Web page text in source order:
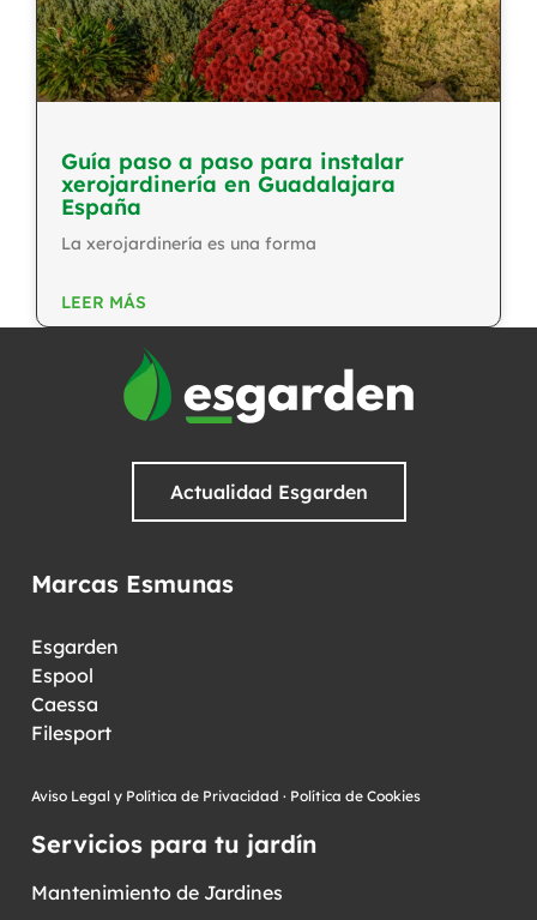
Guía paso a paso para instalar
xerojardinería en Guadalajara
España
La xerojardinería es una forma
LEER MÁS
Actualidad Esgarden
Marcas Esmunas
Esgarden
Espool
Caessa
Filesport
Aviso Legal y Política de Privacidad · Política de Cookies
Servicios para tu jardín
Mantenimiento de Jardines